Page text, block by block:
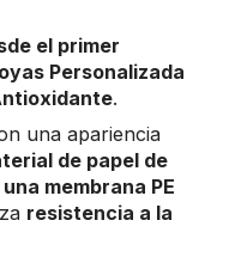
el primer
Personalizada
.
una apariencia
de papel de
membrana PE
resistencia a la